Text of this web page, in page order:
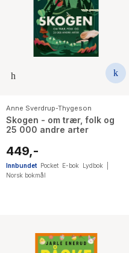
Anne Sverdrup-Thygeson
Skogen - om trær, folk og
25 000 andre arter
449,-
Innbundet Pocket E-bok Lydbok
Norsk bokmål